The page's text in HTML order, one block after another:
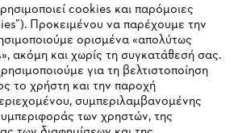
cookies και παρόμοιες
Προκειμένου να παρέχουμε την
ορισμένα «απολύτως
ακόμη και χωρίς τη συγκατάθεσή σας.
για τη βελτιστοποίηση
το χρήστη και την παροχή
συμπεριλαμβανομένης
των χρηστών, της